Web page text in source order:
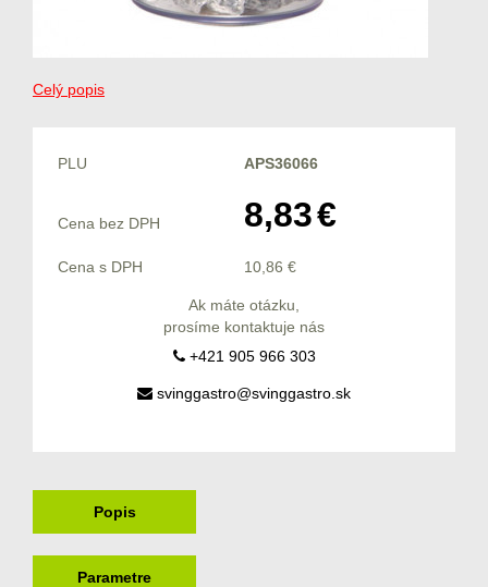
Celý popis
PLU APS36066
Cena bez DPH 8,83€
Cena s DPH 10,86 €
Ak máte otázku,
prosíme kontaktuje nás
+421 905 966 303
svinggastro@svinggastro.sk
Popis
Parametre